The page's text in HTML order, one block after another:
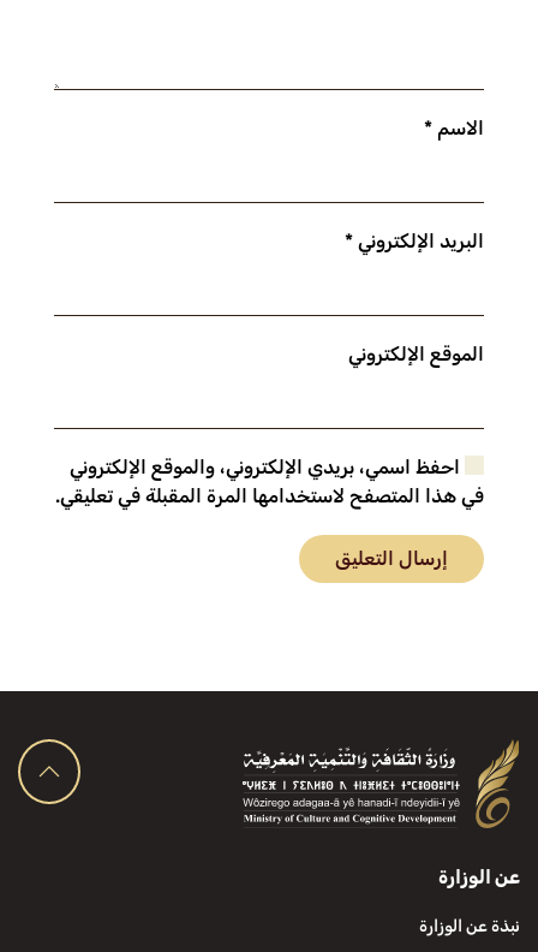
الاسم *
البريد الإلكتروني *
الموقع الإلكتروني
احفظ اسمي، بريدي الإلكتروني، والموقع الإلكتروني
في هذا المتصفح لاستخدامها المرة المقبلة في تعليقي.
إرسال التعليق
عن الوزارة
نبذة عن الوزارة